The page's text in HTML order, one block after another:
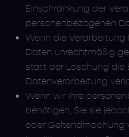
Einschränkung der
personenbezogenen
Wenn die Verarbeitung
Daten unrechtmäßig
statt der Löschung die
Datenverarbeitung
Wenn wir Ihre
benötigen, Sie sie
oder Geltendmachung